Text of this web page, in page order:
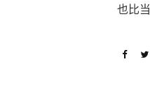
也比